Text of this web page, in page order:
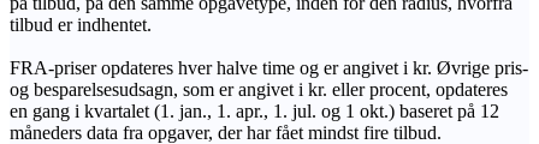
tilbud er indhentet.
FRA-priser opdateres hver halve time og er angivet i kr. Øvrige pris-
og besparelsesudsagn, som er angivet i kr. eller procent, opdateres
en gang i kvartalet (1. jan., 1. apr., 1. jul. og 1 okt.) baseret på 12
måneders data fra opgaver, der har fået mindst fire tilbud.